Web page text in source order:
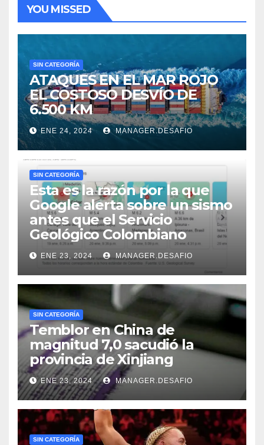
YOU MISSED
SIN CATEGORÍA
ATAQUES EN EL MAR ROJO
EL COSTOSO DESVÍO DE
6.500 KM
ENE 24, 2024 MANAGER.DESAFIO
SIN CATEGORÍA
Esta es la razón por la que
Google alerta sobre un sismo
antes que el Servicio
Geológico Colombiano
ENE 23, 2024 MANAGER.DESAFIO
SIN CATEGORÍA
Temblor en China de
magnitud 7,0 sacudió la
provincia de Xinjiang
ENE 23, 2024 MANAGER.DESAFIO
SIN CATEGORÍA